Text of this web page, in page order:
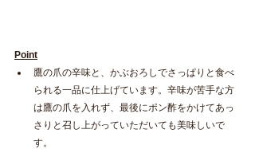
Point
鷹の爪の辛味と、かぶおろしでさっぱりと食べ
られる一品に仕上げています。辛味が苦手な方
は鷹の爪を入れず、最後にポン酢をかけてあっ
さりと召し上がっていただいても美味しいで
す。